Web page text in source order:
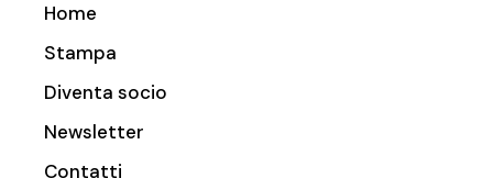
Home
Stampa
Diventa socio
Newsletter
Contatti